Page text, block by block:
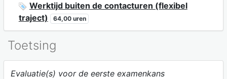
Werktijd buiten de contacturen (flexibel
traject)
64,00 uren
Toetsing
Evaluatie(s) voor de eerste examenkans